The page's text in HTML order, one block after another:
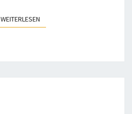
WEITERLESENWEITERLESEN